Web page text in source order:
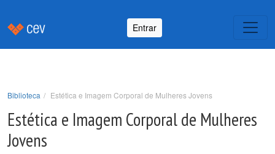
Entrar
Biblioteca Estética e Imagem Corporal de Mulheres Jovens
Estética e Imagem Corporal de Mulheres
Jovens